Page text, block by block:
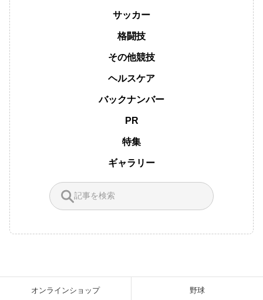
サッカー
格闘技
その他競技
ヘルスケア
バックナンバー
PR
特集
ギャラリー
オンラインショップ 野球